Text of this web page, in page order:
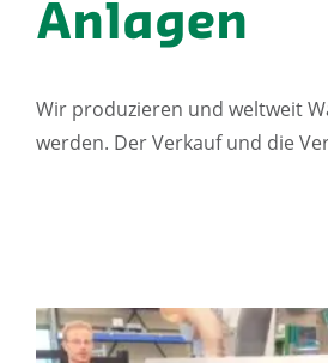
Anlagen
Wir produzieren und weltweit
werden. Der Verkauf und die